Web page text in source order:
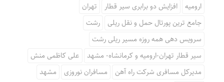
ارومیه افزایش دو برابری سیر قطار
تهران
جامع ترین پورتال حمل و نقل ریلی
رشت
سرویس دهی همه روزه مسیر ریلی رشت
سیر قطار تهران-ارومیه و کرمانشاه- مشهد
علی کاظمی منش
مدیرکل مسافری شرکت راه آهن
مسافران نوروزی
مشهد